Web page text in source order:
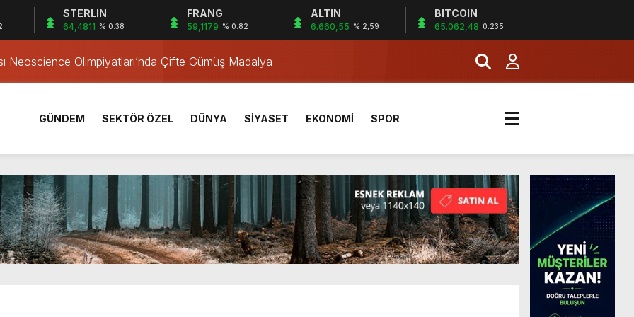
STERLIN
64,4811 % 0.38
FRANG
59,1179 % 0.82
ALTIN
6.660,55 % 2,59
BITCOIN
65.062,48 0.235
Etkinliği
Neoscience Olimpiyatları’nda Çifte Gümüş Madalya
Öğrencilerinden ABD’de Tarihi Başarı: 6 Öğrenci 14 Madalya Kazandı
Müzesi Bulgaristan’da
Yönetim Tesisi
Operasyonu
coşkusu
Temizliği
Etkinliği
Neoscience Olimpiyatları’nda Çifte Gümüş Madalya
GÜNDEM SEKTÖR ÖZEL DÜNYA SİYASET EKONOMİ SPOR